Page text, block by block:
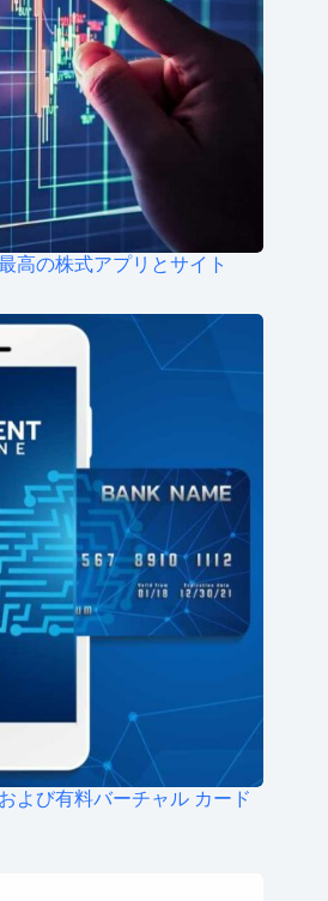
高の株式アプリとサイト
よび有料バーチャル カード